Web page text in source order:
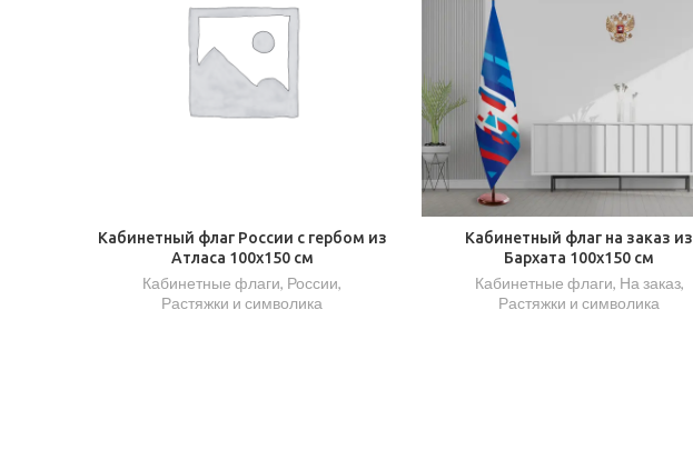
Кабинетный флаг России с гербом из
Атласа 100х150 см
Кабинетные флаги, России,
Растяжки и символика
Кабинетный флаг на заказ из
Бархата 100х150 см
Кабинетные флаги, На заказ,
Растяжки и символика